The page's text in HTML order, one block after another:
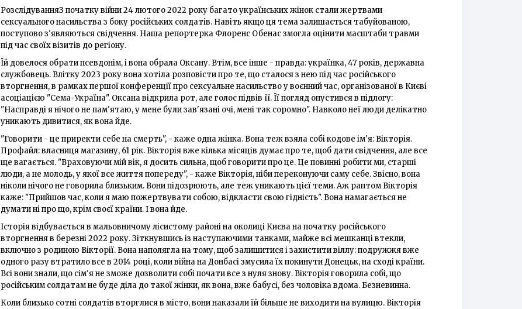
РозслідуванняЗ початку війни 24 лютого 2022 року багато українських жінок стали жертвами
сексуального насильства з боку російських солдатів. Навіть якщо ця тема залишається табуйованою,
поступово з'являються свідчення. Наша репортерка Флоренс Обенас змогла оцінити масштаби травми
під час своїх візитів до регіону.
Їй довелося обрати псевдонім, і вона обрала Оксану. Втім, все інше - правда: українка, 47 років, державна
службовець. Влітку 2023 року вона хотіла розповісти про те, що сталося з нею під час російського
вторгнення, в рамках першої конференції про сексуальне насильство у воєнний час, організованої в Києві
асоціацією "Сема-Україна". Оксана відкрила рот, але голос підвів її. Її погляд опустився в підлогу:
"Насправді я нічого не пам'ятаю, у мене були зав'язані очі, мені так соромно". Навколо неї люди делікатно
уникають дивитися, як вона йде.
"Говорити - це приректи себе на смерть", - каже одна жінка. Вона теж взяла собі кодове ім'я: Вікторія.
Профайл: власниця магазину, 61 рік. Вікторія вже кілька місяців думає про те, щоб дати свідчення, але все
ще вагається. "Враховуючи мій вік, я досить сильна, щоб говорити про це. Це повинні робити ми, старші
люди, а не молодь, у якої все життя попереду", - каже Вікторія, ніби переконуючи саму себе. Звісно, вона
ніколи нічого не говорила близьким. Вони підозрюють, але теж уникають цієї теми. Аж раптом Вікторія
каже: "Прийшов час, коли я маю пожертвувати собою, відкласти свою гідність". Вона намагається не
думати ні про що, крім своєї країни. І вона йде.
Історія відбувається в мальовничому лісистому районі на околиці Києва на початку російського
вторгнення в березні 2022 року. Зіткнувшись із наступаючими танками, майже всі мешканці втекли,
включно з родиною Вікторії. Вона наполягла на тому, щоб залишитися і захистити віллу: подружжя вже
одного разу втратило все в 2014 році, коли війна на Донбасі змусила їх покинути Донецьк, на сході країни.
Всі вони знали, що сім'я не зможе дозволити собі почати все з нуля знову. Вікторія говорила собі, що
російським солдатам не буде діла до такої жінки, як вона, вже бабусі, без чоловіка вдома. Безневинна.
Коли близько сотні солдатів вторглися в місто, вони наказали їй більше не виходити на вулицю. Вікторія